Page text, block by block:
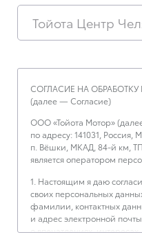
Тойота Центр
СОГЛАСИЕ НА
(далее — Согласие)
ООО «Тойота Мотор»
по адресу: 141031, Россия,
п. Вёшки, МКАД, 84-й км,
является оператором
1. Настоящим я даю
своих персональных
фамилии, контактных
и адрес электронной
о впечатлениях,